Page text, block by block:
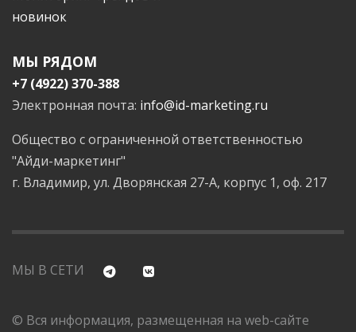
новинок
МЫ РЯДОМ
+7 (4922) 370-388
Электронная почта: info@id-marketing.ru
Общество с ограниченной ответственностью
"Айди-маркетинг"
г. Владимир, ул. Дворянская 27-А, корпус 1, оф. 217
МЫ В СЕТИ
© Вся информация, размещенная на web-сайте